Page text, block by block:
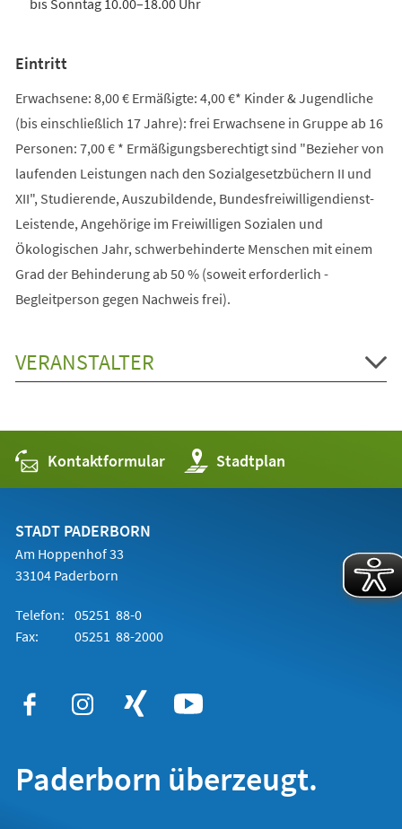
Eintritt
Erwachsene: 8,00 € Ermäßigte: 4,00 €* Kinder & Jugendliche
(bis einschließlich 17 Jahre): frei Erwachsene in Gruppe ab 16
Personen: 7,00 € * Ermäßigungsberechtigt sind "Bezieher von
laufenden Leistungen nach den Sozialgesetzbüchern II und
XII", Studierende, Auszubildende, Bundesfreiwilligendienst-
Leistende, Angehörige im Freiwilligen Sozialen und
Ökologischen Jahr, schwerbehinderte Menschen mit einem
Grad der Behinderung ab 50 % (soweit erforderlich -
Begleitperson gegen Nachweis frei).
VERANSTALTER
Kontaktformular Stadtplan
(Öffnet
in
einem
STADT PADERBORN
Am Hoppenhof 33
33104 Paderborn
Telefon: 05251 88-0
Fax:
05251 88-2000
Paderborn überzeugt.